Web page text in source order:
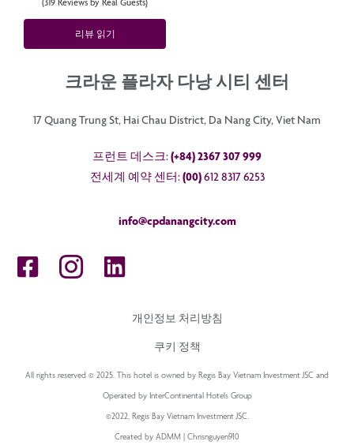
리뷰 읽기
크라운 플라자 다낭 시티 센터
17 Quang Trung St, Hai Chau District, Da Nang City, Viet Nam
프런트 데스크:(+84) 2367 307 999
전세계 예약 센터:(00)612 8317 6253
info@cpdanangcity.com
개인정보 처리방침
쿠키 정책
All rights reserved © 2025. This hotel is owned by Regis Bay Vietnam Investment JSC and
Operated by InterContinental Hotels Group
©2022, Regis Bay Vietnam Investment JSC.
Created by ADMM | Chrisnguyen910